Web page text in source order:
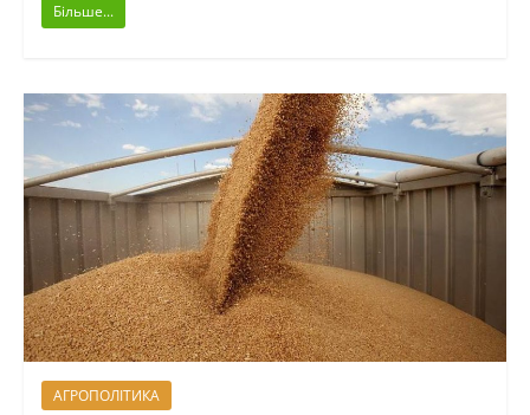
Більше...
АГРОПОЛІТИКА